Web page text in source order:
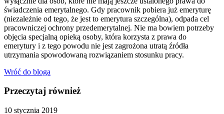
świadczenia emerytalnego. Gdy pracownik pobiera już emeryturę
(niezależnie od tego, że jest to emerytura szczególna), odpada cel
pracowniczej ochrony przedemerytalnej. Nie ma bowiem potrzeby
objęcia specjalną opieką osoby, która korzysta z prawa do
emerytury i z tego powodu nie jest zagrożona utratą źródła
utrzymania spowodowaną rozwiązaniem stosunku pracy.
Wróć do bloga
Przeczytaj również
10 stycznia 2019